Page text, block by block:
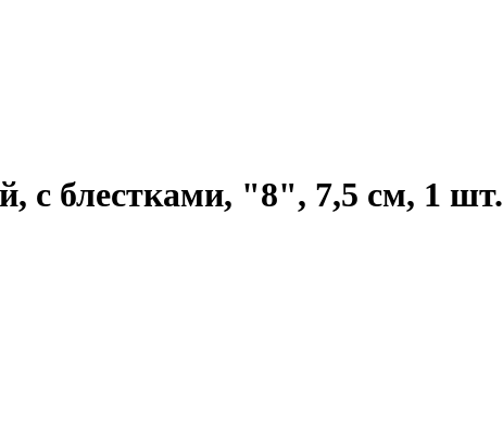
блестками, "8", 7,5 см, 1 шт.